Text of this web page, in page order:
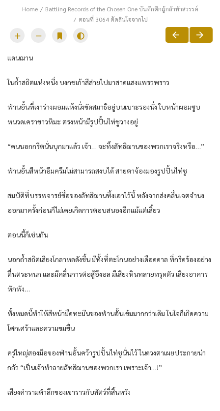
Home
Battling Records of the Chosen One บันทึกศึกผู้กล้าท้าสวรรค์
ตอนที่ 3064 ตัดสินใจจากไป
แดน​ฌาน​
ใน​ถ้ำสถิต​แห่ง​หนึ่ง​ บงกช​เก้า​สีส่าย​ไปมา​สาด​แสงแพรวพราว​
ฟ่าน​อั้น​ที่​เงาร่าง​ผอมแห้ง​นั่งขัดสมาธิ​อยู่​บน​เบาะ​รอง​นั่ง​ ใบหน้า​ผอม​ซูบ​
หนวดเครา​ขาว​หิมะ​ ตรงหน้า​มีรูปปั้น​ไท่​ชูวาง​อยู่​
“คน​นอ​กก​รีต​นั่น​บุก​มาแล้ว​ เจ้า… จะทิ้ง​ลัทธิ​ฌาน​ของ​พวกเรา​จริง​หรือ​…”
ฟ่าน​อั้น​สีหน้า​อึมครึม​ไม่สามารถ​สงบ​ได้​ สายตา​จ้องมอง​รูปปั้น​ไท่​ชู
สมบัติ​ที่​บรรพ​จารย์​ซื่อ​ของ​ลัทธิ​ฌาน​ทิ้ง​เอาไว้​นี้​ หลังจาก​ส่งคลื่น​เจตจำนง​
ออกมา​ครั้งก่อน​ก็​ไม่เคย​เกิด​การ​ตอบสนอง​อีก​แม้แต่​เสี้ยว​
ตอนนี้​ก็​เช่นกัน​
นอก​ถ้ำสถิต​เสียง​โกลาหล​ดัง​ขึ้น​ มีทั้งที่​ตะโกน​อย่าง​เดือดดาล​ ที่​กรีดร้อง​อย่าง​
ตื่นตระหนก​ และ​มีคลื่น​การต่อสู้​อึงอล​ มีเสียง​หิน​ทลาย​ทรุดตัว​ เสียง​อาคาร​
หัก​พัง​…
ทั้งหมด​นี้​ทำ​ให้สี​หน้ามืด​ทะมึน​ของ​ฟ่าน​อั้น​เข้ม​มากกว่า​เดิม​ ใน​ใจก็​เกิด​ความ​
โศกเศร้า​และ​ความขมขื่น​
ครู่ใหญ่​สอง​มือ​ของ​ฟ่าน​อั้น​คว้า​รูปปั้น​ไท่​ชูนั่น​ไว้​ ใน​ดวงตา​เผย​ประกาย​น่า
กลัว​ “เป็น​เจ้าทำลาย​ลัทธิ​ฌาน​ของ​พวกเรา​ เพราะ​เจ้า…!”
เสียงคำราม​ต่ำ​ลึก​ของ​เขา​ราวกับ​สัตว์​ที่​สิ้นหวัง​